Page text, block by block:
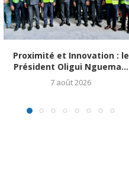
Proximité et Innovation : le
Président Oligui Nguema...
7 août 2026